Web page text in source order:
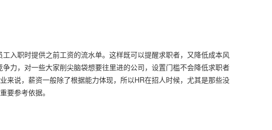
入职时提供之前工资的流水单。这样既可以提醒求职者，又降低成本风
力，对一些大家削尖脑袋想要往里进的公司，设置门槛不会降低求职者
来说，薪资一般除了根据能力体现，所以HR在招人时候，尤其是那些没
要参考依据。